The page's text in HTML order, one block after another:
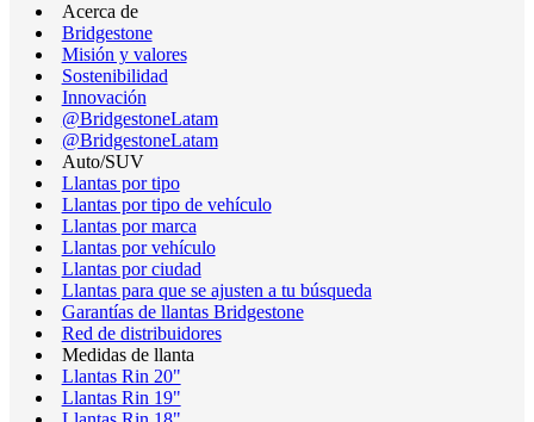
Acerca de
Bridgestone
Misión y valores
Sostenibilidad
Innovación
@BridgestoneLatam
@BridgestoneLatam
Auto/SUV
Llantas por tipo
Llantas por tipo de vehículo
Llantas por marca
Llantas por vehículo
Llantas por ciudad
Llantas para que se ajusten a tu búsqueda
Garantías de llantas Bridgestone
Red de distribuidores
Medidas de llanta
Llantas Rin 20"
Llantas Rin 19"